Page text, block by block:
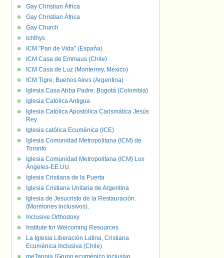
Gay Christian África
Gay Christian África
Gay Church
Ichthys
ICM "Pan de Vida" (España)
ICM Casa de Emmaus (Chile)
ICM Casa de Luz (Monterrey, México)
ICM Tigre, Buenos Aires (Argentina)
Iglesia Casa Abba Padre. Bogotá (Colombia)
Iglesia Católica Antigua
Iglesia Católica Apostólica Carismática Jesús
Rey
Iglesia católica Ecuménica (ICE)
Iglesia Comunidad Metropolitana (ICM) de
Toronto
Iglesia Comunidad Metropolitana (ICM) Los
Ángeles-EE.UU.
Iglesia Cristiana de la Puerta
Iglesia Cristiana Unitaria de Argentina
Iglesia de Jesucristo de la Restauración.
(Mormones inclusivos).
Inclusive Orthodoxy
Institute for Welcoming Resources
La Iglesia Liberación Latina, Cristiana
Ecuménica Inclusiva (Chile)
meTanoia (Grupo ecuménico inclusivo,